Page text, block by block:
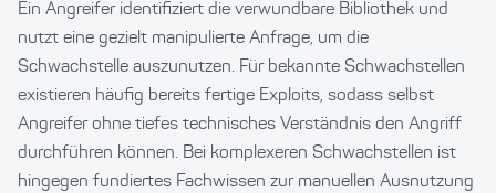
Ein Angreifer identifiziert die verwundbare Bibliothek und
nutzt eine gezielt manipulierte Anfrage, um die
Schwachstelle auszunutzen. Für bekannte Schwachstellen
existieren häufig bereits fertige Exploits, sodass selbst
Angreifer ohne tiefes technisches Verständnis den Angriff
durchführen können. Bei komplexeren Schwachstellen ist
hingegen fundiertes Fachwissen zur manuellen Ausnutzung